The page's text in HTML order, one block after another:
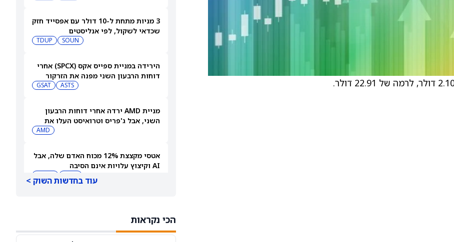
3 מניות מתחת ל-10 דולר עם אפסייד חזק
שכדאי לשקול, לפי אנליסטים
SOUN
TDUP
הירידה במניית ספייס אקס (SPCX) אחרי
דוחות הרבעון השני מפנה את הזרקור
לקרנות סל חלל עם חשיפה גבוהה
ASTS
GSAT
מניית AMD ירדה אחרי דוחות הרבעון
השני, אבל ג'פריס וטרואיסט העלו את
AMD
אטסי מקצצת 12% מכוח האדם שלה, אבל
AI וקיצוץ עלויות אינם הסיבה
מחיר היעד למניית אנבידיה (אנבידיה)
עוד בחדשות השוק >
הכי נקראות